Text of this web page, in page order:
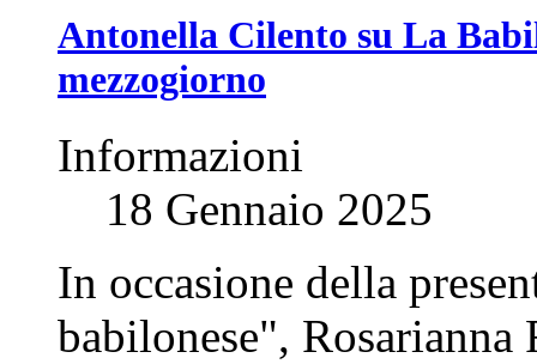
Antonella Cilento su La
mezzogiorno
Informazioni
18 Gennaio 2025
In occasione della
babilonese",